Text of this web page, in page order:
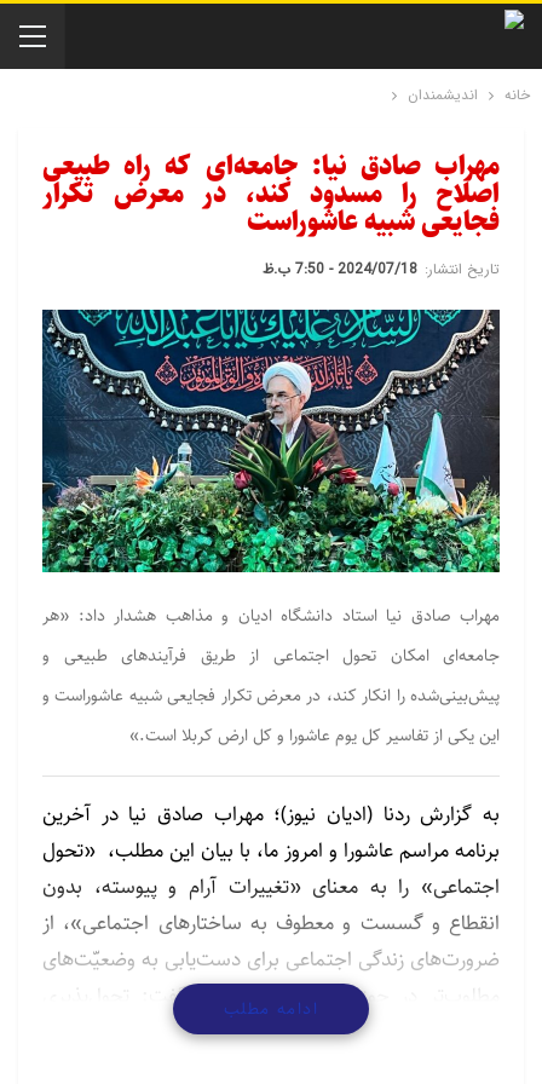
خانه اندیشمندان
مهراب صادق نیا: جامعه‌ای که راه طبیعی
اصلاح را مسدود کند، در معرض تکرار
فجایعی شبیه عاشوراست
تاریخ انتشار: 2024/07/18 - 7:50 ب.ظ
مهراب صادق نیا استاد دانشگاه ادیان و مذاهب هشدار داد: ​«هر
جامعه‌ای امکان تحول اجتماعی از طریق فرآیندهای طبیعی و
پیش‌بینی‌شده را انکار کند، در معرض تکرار فجایعی شبیه عاشوراست و
این یکی از تفاسیر کل یوم عاشورا و کل ارض کربلا است.»
به گزارش ردنا (ادیان نیوز)؛ مهراب صادق نیا در آخرین
برنامه مراسم عاشورا و امروز ما، با بیان این مطلب، «تحول
اجتماعی» را به معنای «تغییرات آرام و پیوسته، بدون
انقطاع و گسست و معطوف به ساختارهای اجتماعی»، از
ضرورت‌های زندگی اجتماعی برای دست‌یابی به وضعیّت‌های
مطلوب‌تر در حوزه عمومی دانست و گفت: تحول‌پذیری
اجتماعی نشانه سلامت جامعه است و جامعه‌ای که به هر
ادامه مطلب